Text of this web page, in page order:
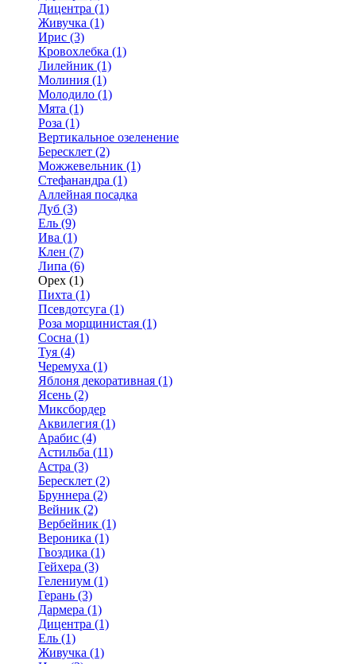
Дицентра (1)
Живучка (1)
Ирис (3)
Кровохлебка (1)
Лилейник (1)
Молиния (1)
Молодило (1)
Мята (1)
Роза (1)
Вертикальное озеленение
Бересклет (2)
Можжевельник (1)
Стефанандра (1)
Аллейная посадка
Дуб (3)
Ель (9)
Ива (1)
Клен (7)
Липа (6)
Орех (1)
Пихта (1)
Псевдотсуга (1)
Роза морщинистая (1)
Сосна (1)
Туя (4)
Черемуха (1)
Яблоня декоративная (1)
Ясень (2)
Миксбордер
Аквилегия (1)
Арабис (4)
Астильба (11)
Астра (3)
Бересклет (2)
Бруннера (2)
Вейник (2)
Вербейник (1)
Вероника (1)
Гвоздика (1)
Гейхера (3)
Гелениум (1)
Герань (3)
Дармера (1)
Дицентра (1)
Ель (1)
Живучка (1)